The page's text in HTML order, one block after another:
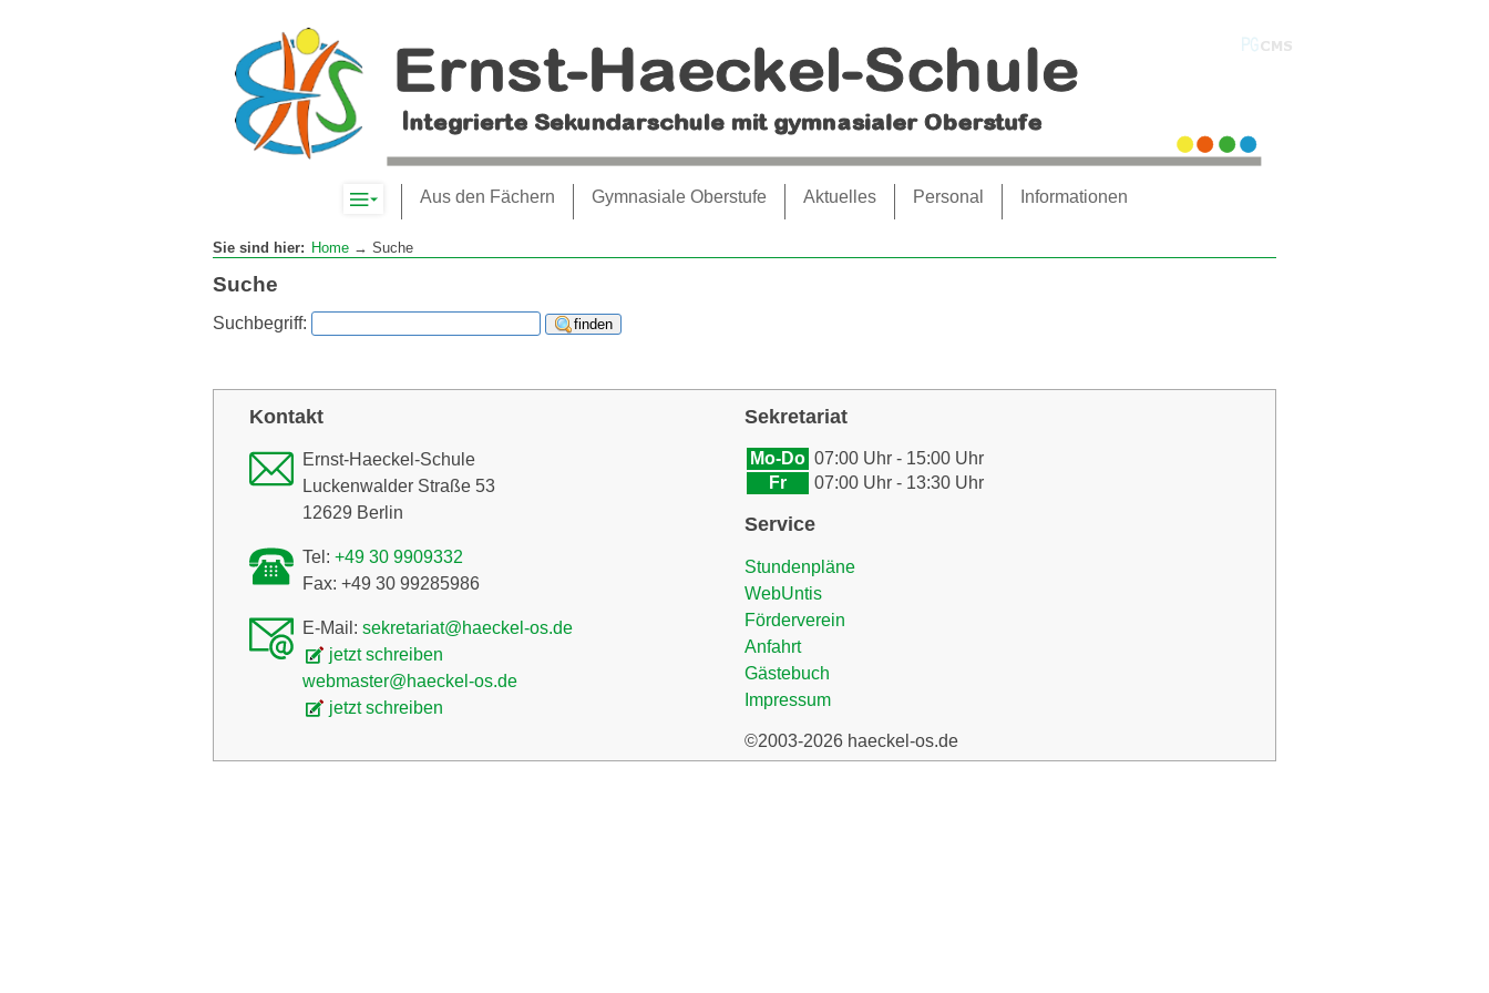
Sie sind hier: Home → Suche
Suche
Suchbegriff:
Komplett-Aus den Fächern Gymnasiale Oberstufe Aktuelles Personal Informationen
Kontakt
Ernst-Haeckel-Schule
Luckenwalder Straße 53
12629 Berlin
Tel: +49 30 9909332
Fax: +49 30 99285986
E-Mail: sekretariat@haeckel-os.de
jetzt schreiben
webmaster@haeckel-os.de
jetzt schreiben
Sekretariat
Mo-Do 07:00 Uhr - 15:00 Uhr
Fr
07:00 Uhr - 13:30 Uhr
Service
Stundenpläne
WebUntis
Förderverein
Anfahrt
Gästebuch
Impressum
©2003-2026 haeckel-os.de